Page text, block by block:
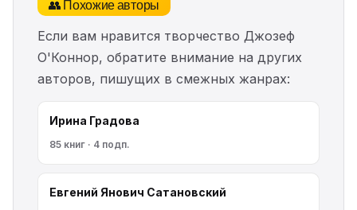
👥 Похожие авторы
Если вам нравится творчество Джозеф
О'Коннор, обратите внимание на других
авторов, пишущих в смежных жанрах:
Ирина Градова
85 книг · 4 подп.
Евгений Янович Сатановский